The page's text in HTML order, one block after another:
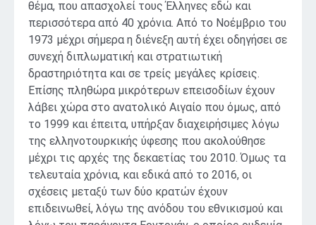
θέμα, που απασχολεί τους Έλληνες εδώ και
περισσότερα από 40 χρόνια. Από το Νοέμβριο του
1973 μέχρι σήμερα η διένεξη αυτή έχει οδηγήσει σε
συνεχή διπλωματική και στρατιωτική
δραστηριότητα και σε τρείς μεγάλες κρίσεις.
Επίσης πληθώρα μικρότερων επεισοδίων έχουν
λάβει χώρα στο ανατολικό Αιγαίο που όμως, από
το 1999 και έπειτα, υπήρξαν διαχειρήσιμες λόγω
της ελληνοτουρκικής ύφεσης που ακολούθησε
μέχρι τις αρχές της δεκαετίας του 2010. Όμως τα
τελευταία χρόνια, και εδικά από το 2016, οι
σχέσεις μεταξύ των δύο κρατών έχουν
επιδεινωθεί, λόγω της ανόδου του εθνικισμού και